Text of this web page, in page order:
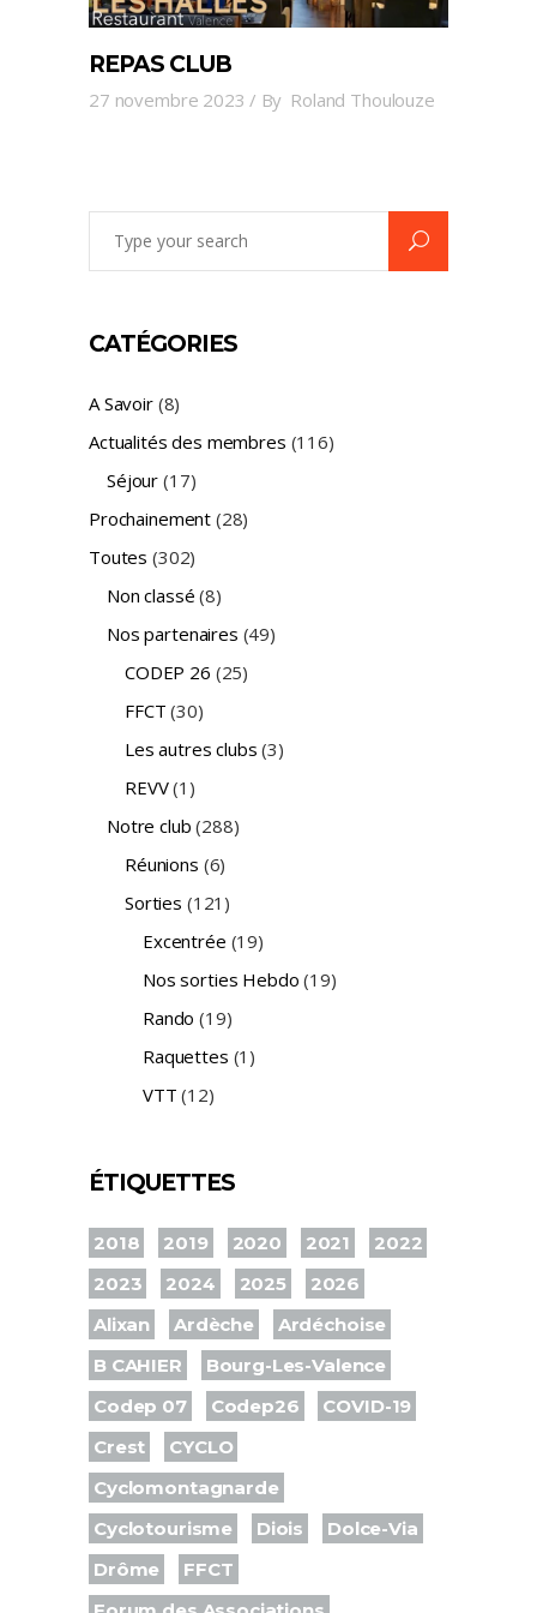
REPAS CLUB
27 novembre 2023 By Roland Thoulouze
CATÉGORIES
A Savoir(8)
Actualités des membres (116)
Séjour (17)
Prochainement (28)
Toutes (302)
Non classé (8)
Nos partenaires (49)
CODEP 26 (25)
FFCT (30)
Les autres clubs (3)
REVV(1)
Notre club (288)
Réunions (6)
Sorties (121)
Excentrée (19)
Nos sorties Hebdo (19)
Rando (19)
Raquettes (1)
VTT (12)
ÉTIQUETTES
2018 2019 2020 2021
2022
2023
2024 2025
2026
Alixan
Ardèche
Ardéchoise
B CAHIER
Bourg-Les-Valence
Codep 07
Codep26
COVID-19
Crest
CYCLO
Cyclomontagnarde
Cyclotourisme
Diois
Dolce-Via
Drôme
FFCT